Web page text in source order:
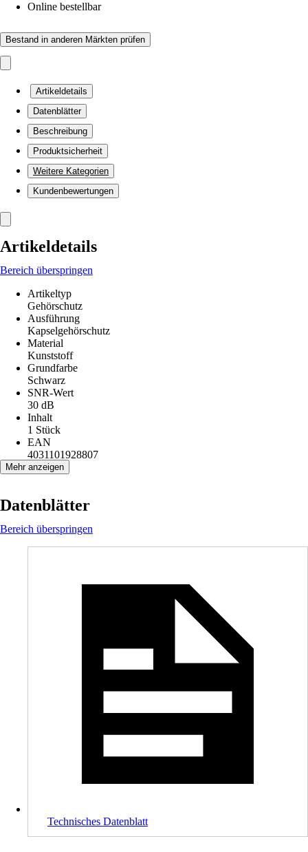
Online bestellbar
Bestand in anderen Märkten prüfen
Artikeldetails
Datenblätter
Beschreibung
Produktsicherheit
Weitere Kategorien
Kundenbewertungen
Artikeldetails
Bereich überspringen
Artikeltyp
Gehörschutz
Ausführung
Kapselgehörschutz
Material
Kunststoff
Grundfarbe
Schwarz
SNR-Wert
30 dB
Inhalt
1 Stück
EAN
4031101928807
Mehr anzeigen
Datenblätter
Bereich überspringen
Technisches Datenblatt